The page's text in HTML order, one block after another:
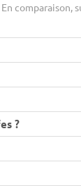
comparaison,
?